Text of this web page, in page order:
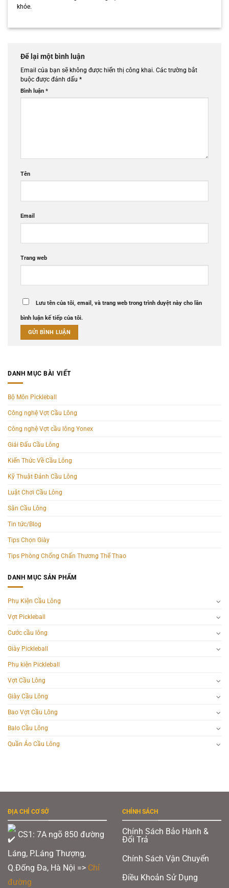
khỏe.
Để lại một bình luận
Email của bạn sẽ không được hiển thị công khai. Các trường bắt
buộc được đánh dấu *
Bình luận *
Tên
Email
Trang web
Lưu tên của tôi, email, và trang web trong trình duyệt này cho lần
bình luận kế tiếp của tôi.
DANH MỤC BÀI VIẾT
Bộ Môn Pickleball
Công nghệ Vợt Cầu Lông
Công nghệ Vợt cầu lông Yonex
Giải Đấu Cầu Lông
Kiến Thức Về Cầu Lông
Kỹ Thuật Đánh Cầu Lông
Luật Chơi Cầu Lông
Sân Cầu Lông
Tin tức/Blog
Tips Chọn Giày
Tips Phòng Chống Chấn Thương Thể Thao
DANH MỤC SẢN PHẨM
Phụ Kiện Cầu Lông
Vợt Pickleball
Cước cầu lông
Giày Pickleball
Phụ kiện Pickleball
Vợt Cầu Lông
Giày Cầu Lông
Bao Vợt Cầu Lông
Balo Cầu Lông
Quần Áo Cầu Lông
ĐỊA CHỈ CƠ SỞ
CS1: 7A ngõ 850 đường
Láng, P.Láng Thượng,
Q.Đống Đa, Hà Nội => Chỉ
đường
CHÍNH SÁCH
Chính Sách Bảo Hành &
Đổi Trả
Chính Sách Vận Chuyển
Điều Khoản Sử Dụng